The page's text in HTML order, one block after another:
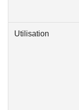
Utilisation